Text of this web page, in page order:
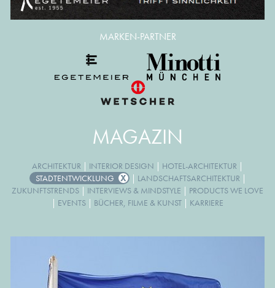
MAGAZIN
ARCHITEKTUR | INTERIOR DESIGN | HOTEL-ARCHITEKTUR |
STADTENTWICKLUNG
| LANDSCHAFTSARCHITEKTUR |
ZUKUNFTSTRENDS | INTERVIEWS & MINDSTYLE | PRODUCTS WE LOVE
| EVENTS | BÜCHER, FILME & KUNST | KARRIERE